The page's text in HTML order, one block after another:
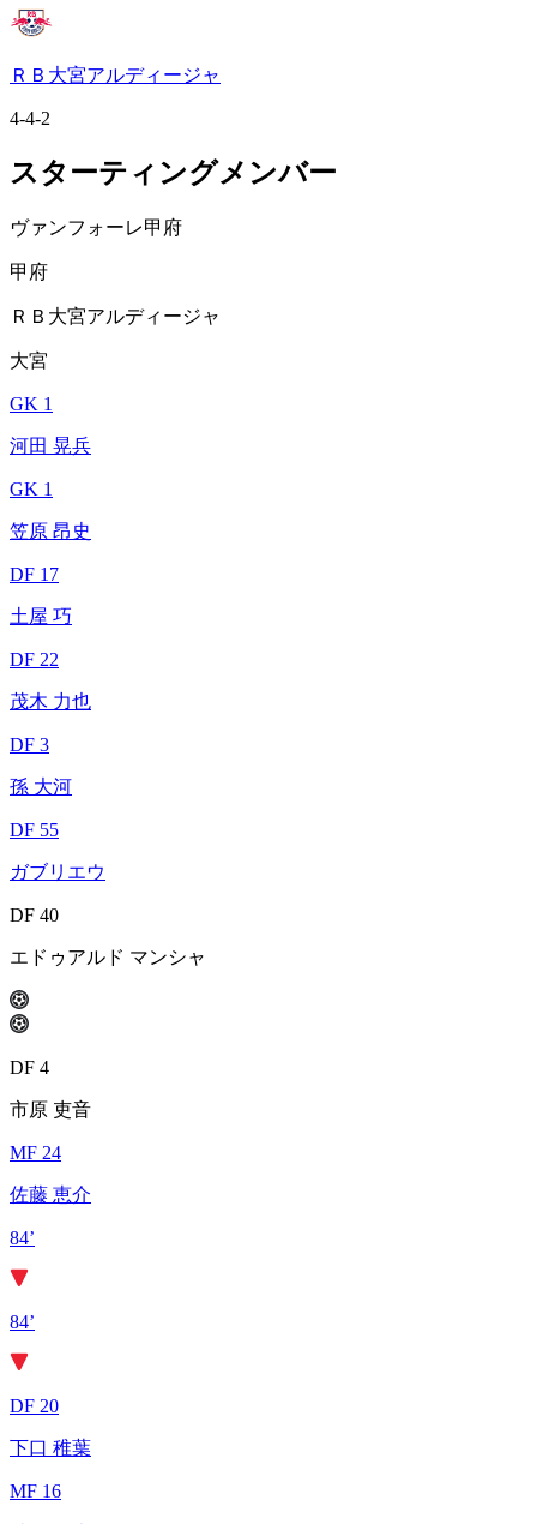
ＲＢ大宮アルディージャ
4-4-2
スターティングメンバー
ヴァンフォーレ甲府
甲府
ＲＢ大宮アルディージャ
大宮
GK 1
河田 晃兵
GK 1
笠原 昂史
DF 17
土屋 巧
DF 22
茂木 力也
DF 3
孫 大河
DF 55
ガブリエウ
DF 40
エドゥアルド マンシャ
DF 4
市原 吏音
MF 24
佐藤 恵介
84’
84’
DF 20
下口 稚葉
MF 16